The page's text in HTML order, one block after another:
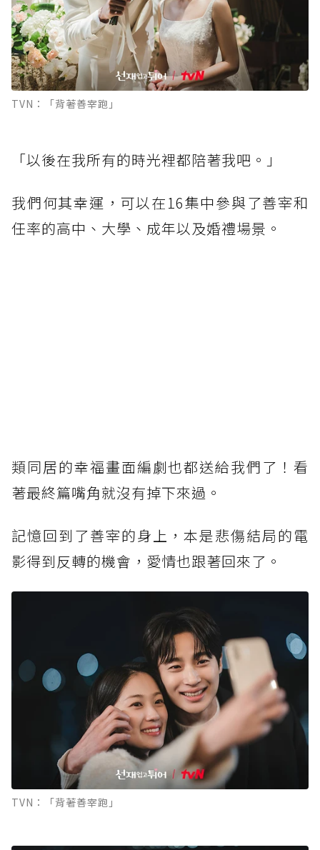
TVN：「背著善宰跑」
「以後在我所有的時光裡都陪著我吧。」
我們何其幸運，可以在16集中參與了善宰和
任率的高中、大學、成年以及婚禮場景。
類同居的幸福畫面編劇也都送給我們了！看
著最終篇嘴角就沒有掉下來過。
記憶回到了善宰的身上，本是悲傷結局的電
影得到反轉的機會，愛情也跟著回來了。
TVN：「背著善宰跑」